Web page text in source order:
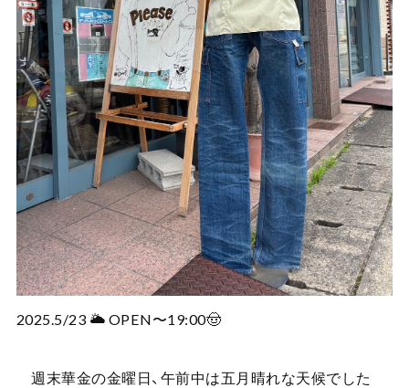
2025.5/23 🌥️ OPEN〜19:00🤠
週末華金の金曜日、午前中は五月晴れな天候でした